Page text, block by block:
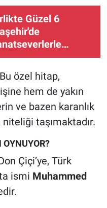
Güzel 6
Bu özel hitap,
hem de yakın
ve bazen karanlık
taşımaktadır.
Çiçi’ye, Türk
ismi Muhammed